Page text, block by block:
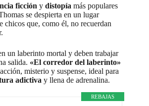
ficción y distopía más populares
se despierta en un lugar
chicos que, como él, no recuerdan
un laberinto mortal y deben trabajar
salida. «El corredor del laberinto»
misterio y suspense, ideal para
adictiva y llena de adrenalina.
REBAJAS